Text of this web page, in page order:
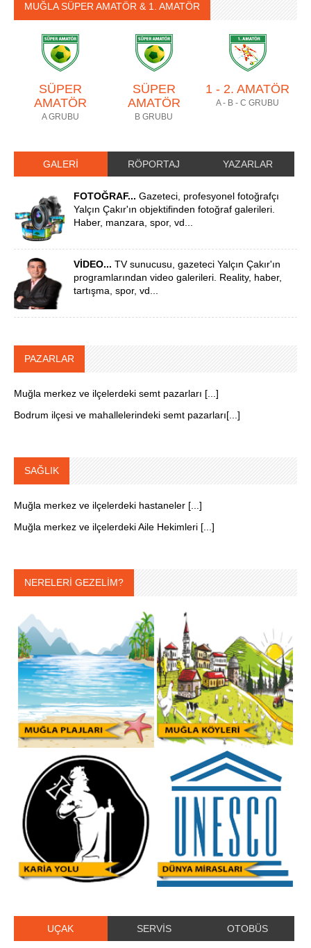
MUĞLA SÜPER AMATÖR & 1. AMATÖR
SÜPER
AMATÖR
A GRUBU
SÜPER
AMATÖR
B GRUBU
1 - 2. AMATÖR
A - B - C GRUBU
GALERİ RÖPORTAJ YAZARLAR
FOTOĞRAF... Gazeteci, profesyonel fotoğrafçı
Yalçın Çakır'ın objektifinden fotoğraf galerileri.
Haber, manzara, spor, vd...
VİDEO... TV sunucusu, gazeteci Yalçın Çakır'ın
programlarından video galerileri. Reality, haber,
tartışma, spor, vd...
PAZARLAR
Muğla merkez ve ilçelerdeki semt pazarları [...]
Bodrum ilçesi ve mahallelerindeki semt pazarları[...]
SAĞLIK
Muğla merkez ve ilçelerdeki hastaneler [...]
Muğla merkez ve ilçelerdeki Aile Hekimleri [...]
NERELERİ GEZELİM?
UÇAK SERVİS OTOBÜS